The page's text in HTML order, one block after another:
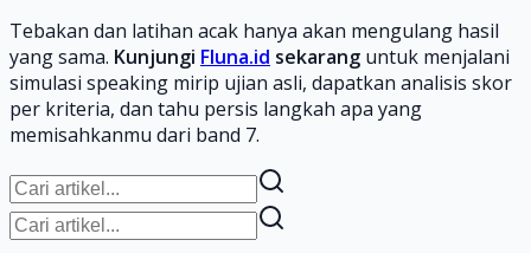
Tebakan dan latihan acak hanya akan mengulang hasil
yang sama. Kunjungi Fluna.id sekarang untuk menjalani
simulasi speaking mirip ujian asli, dapatkan analisis skor
per kriteria, dan tahu persis langkah apa yang
memisahkanmu dari band 7.